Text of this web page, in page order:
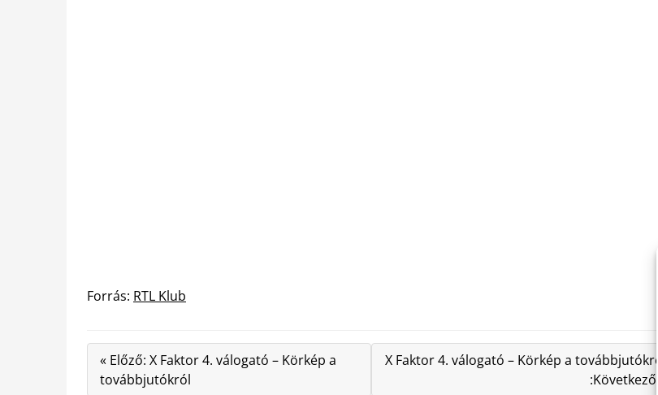
Forrás: RTL Klub
« Előző: X Faktor 4. válogató – Körkép a
továbbjutókról
X Faktor 4. válogató – Körkép a továbbjutókról
:Következő »